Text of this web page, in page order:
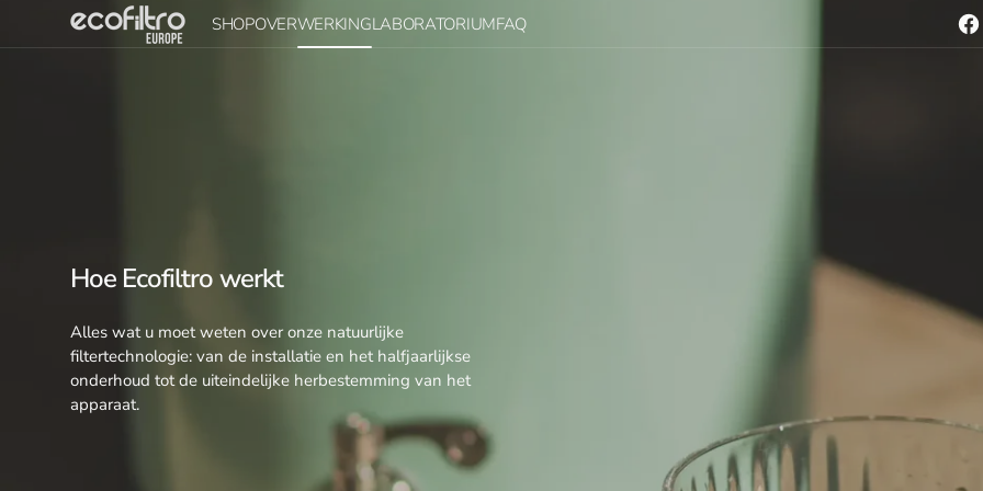
inhoud
SHOPOVERWERKINGLABORATORIUMFAQ
Hoe Ecofiltro werkt
Alles wat u moet weten over onze natuurlijke
filtertechnologie: van de installatie en het halfjaarlijkse
onderhoud tot de uiteindelijke herbestemming van het
apparaat.